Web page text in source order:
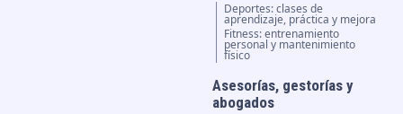
Deportes: clases de
aprendizaje, práctica y mejora
Fitness: entrenamiento
personal y mantenimiento
físico
Asesorías, gestorías y
abogados